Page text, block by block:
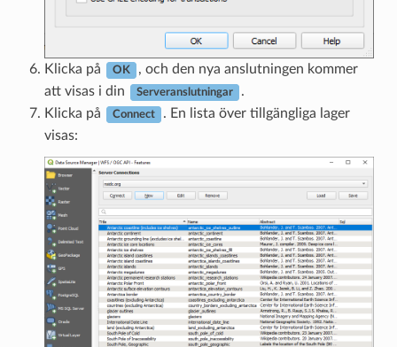
Klicka på OK
, och den nya anslutningen kommer
att visas i din
Serveranslutningar
.
Klicka på
Connect
. En lista över tillgängliga lager
visas: